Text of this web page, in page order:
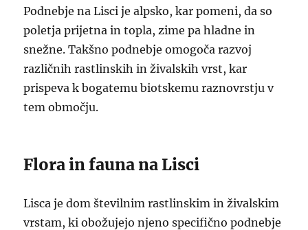
Podnebje na Lisci je alpsko, kar pomeni, da so
poletja prijetna in topla, zime pa hladne in
snežne. Takšno podnebje omogoča razvoj
različnih rastlinskih in živalskih vrst, kar
prispeva k bogatemu biotskemu raznovrstju v
tem območju.
Flora in fauna na Lisci
Lisca je dom številnim rastlinskim in živalskim
vrstam, ki obožujejo njeno specifično podnebje